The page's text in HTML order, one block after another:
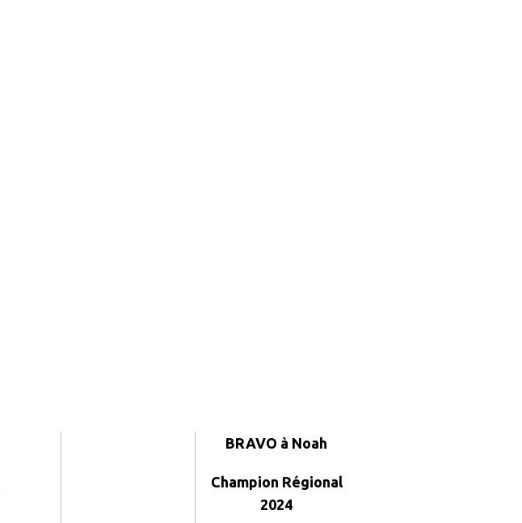
BRAVO à Noah
Champion Régional
2024